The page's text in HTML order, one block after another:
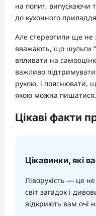
на попит, випускаючи
до кухонного
Але стереотипи ще не
вважають, що шульги
впливати на
важливо
рукою, і пояснювати,
якою можна пишатися.
Цікаві факти
Цікавинки, які
Ліворукість — це
світ загадок і
відкриють вам очі